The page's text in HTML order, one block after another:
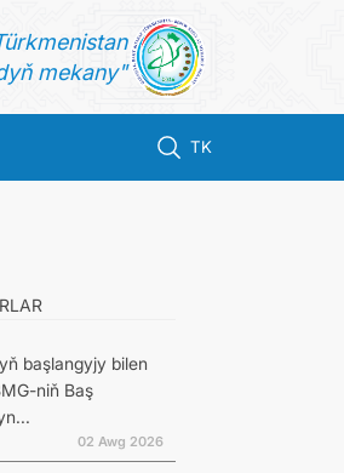
mekany"
TK
başlangyjy bilen
niň Baş
02 Awg 2026